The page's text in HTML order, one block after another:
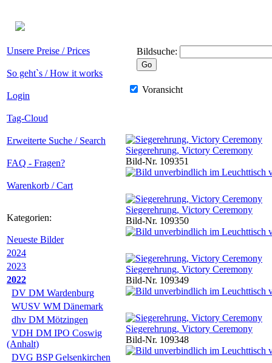
Unsere Preise / Prices
So geht`s / How it works
Login
Tag-Cloud
Erweiterte Suche / Search
FAQ - Fragen?
Warenkorb / Cart
Kategorien:
Neueste Bilder
2024
2023
2022
DV DM Wardenburg
WUSV WM Dänemark
dhv DM Mötzingen
VDH DM IPO Coswig
(Anhalt)
DVG BSP Gelsenkirchen
Bildsuche:
Voransicht
Siegerehrung, Victory Ceremony
Bild-Nr. 109351
Siegerehrung, Victory Ceremony
Bild-Nr. 109350
Siegerehrung, Victory Ceremony
Bild-Nr. 109349
Siegerehrung, Victory Ceremony
Bild-Nr. 109348